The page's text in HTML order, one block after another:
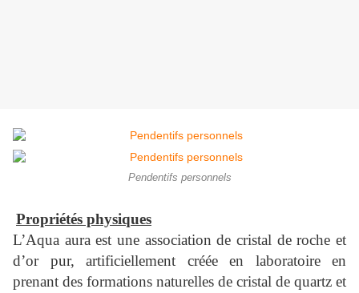
Pendentifs personnels
Propriétés physiques
L’Aqua aura est une association de cristal de roche et
d’or pur, artificiellement créée en laboratoire en
prenant des formations naturelles de cristal de quartz et